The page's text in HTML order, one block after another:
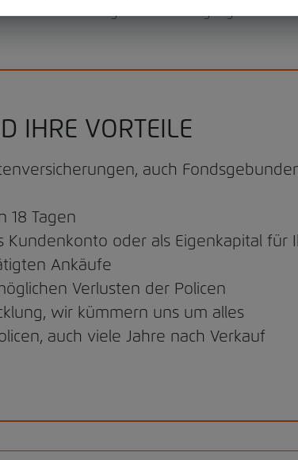
IHRE VORTEILE
auch
18 Tagen
Kundenkonto oder als Eigenkapital für
Ankäufe
Verlusten der Policen
wir kümmern uns um alles
auch viele Jahre nach Verkauf